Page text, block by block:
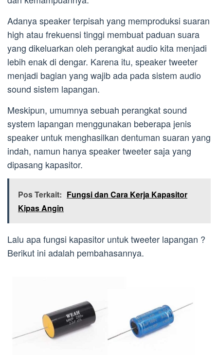
Adanya speaker terpisah yang memproduksi suaran
high atau frekuensi tinggi membuat paduan suara
yang dikeluarkan oleh perangkat audio kita menjadi
lebih enak di dengar. Karena itu, speaker tweeter
menjadi bagian yang wajib ada pada sistem audio
sound sistem lapangan.
Meskipun, umumnya sebuah perangkat sound
system lapangan menggunakan beberapa jenis
speaker untuk menghasilkan dentuman suaran yang
indah, namun hanya speaker tweeter saja yang
dipasang kapasitor.
Pos Terkait: Fungsi dan Cara Kerja Kapasitor
Kipas Angin
Lalu apa fungsi kapasitor untuk tweeter lapangan ?
Berikut ini adalah pembahasannya.